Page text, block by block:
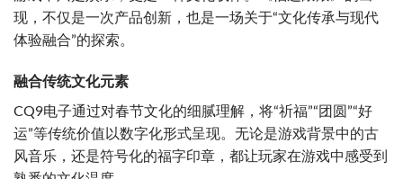
现，不仅是一次产品创新，也是一场关于“文化传承与现代
体验融合”的探索。
融合传统文化元素
CQ9电子通过对春节文化的细腻理解，将“祈福”“团圆”“好
运”等传统价值以数字化形式呈现。无论是游戏背景中的古
风音乐，还是符号化的福字印章，都让玩家在游戏中感受到